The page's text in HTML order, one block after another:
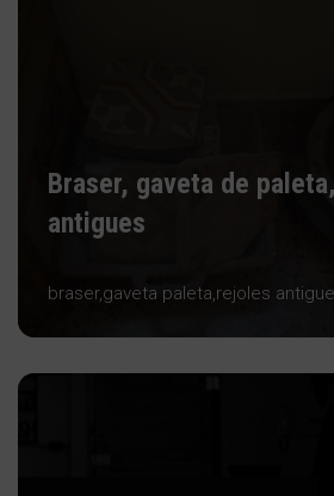
Braser, gaveta de
antigues
braser,gaveta paleta,rejoles